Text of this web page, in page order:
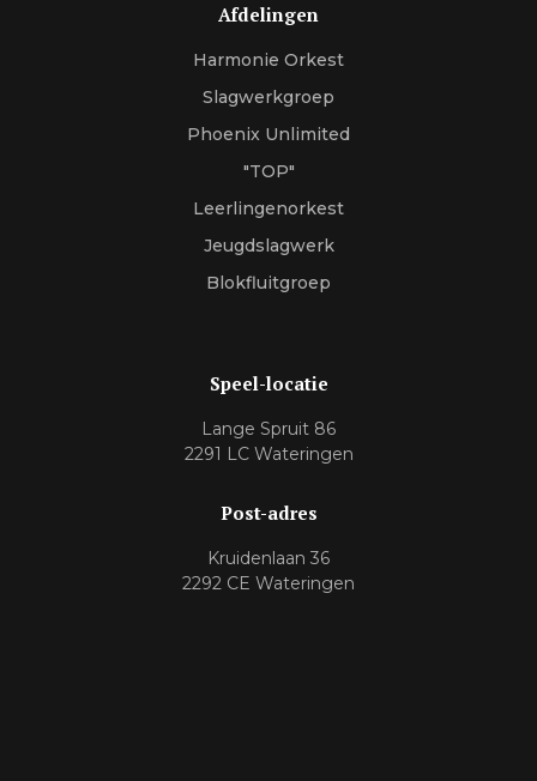
Afdelingen
Harmonie Orkest
Slagwerkgroep
Phoenix Unlimited
"TOP"
Leerlingenorkest
Jeugdslagwerk
Blokfluitgroep
Speel-locatie
Lange Spruit 86
2291 LC Wateringen
Post-adres
Kruidenlaan 36
2292 CE Wateringen